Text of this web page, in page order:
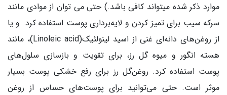
موارد ذکر شده میتواند کافی باشد.) حتی می توان از موادی مانند
سرکه سیب برای تمیز کردن و لایه‌برداری پوست استفاده کرد. و یا
از روغن‌های دانه‌ای غنی از اسید لینولئیک(Linoleic acid)، مانند
هسته انگور و میوه گل رز، برای تقویت و بازسازی سلول‌های
پوست استفاده کرد. روغن‌گل رز برای رفع خشکی پوست بسیار
موثر است. حتی می‌توانید برای پوست‌های حساس از روغن‌